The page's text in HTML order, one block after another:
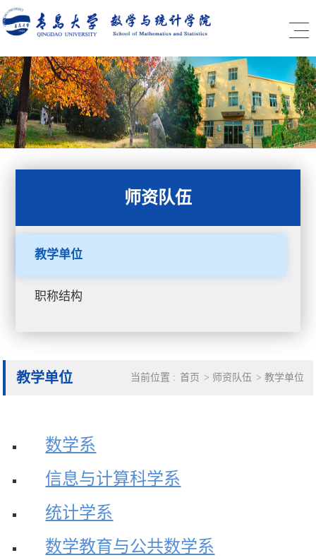
师资队伍
教学单位
职称结构
教学单位 当前位置 : 首页 > 师资队伍 > 教学单位
数学系
信息与计算科学系
统计学系
数学教育与公共数学系